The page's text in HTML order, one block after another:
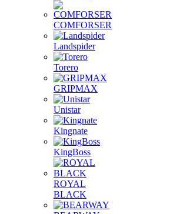
COMFORSER
Landspider
Torero
GRIPMAX
Unistar
Kingnate
KingBoss
ROYAL
BLACK